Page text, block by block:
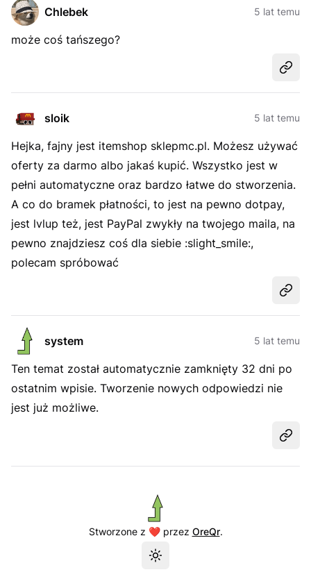
Chlebek 5 lat temu
może coś tańszego?
sloik 5 lat temu
Hejka, fajny jest itemshop sklepmc.pl. Możesz używać
oferty za darmo albo jakaś kupić. Wszystko jest w
pełni automatyczne oraz bardzo łatwe do stworzenia.
A co do bramek płatności, to jest na pewno dotpay,
jest lvlup też, jest PayPal zwykły na twojego maila, na
pewno znajdziesz coś dla siebie :slight_smile:,
polecam spróbować
system 5 lat temu
Ten temat został automatycznie zamknięty 32 dni po
ostatnim wpisie. Tworzenie nowych odpowiedzi nie
jest już możliwe.
Stworzone z ❤️ przez OreQr.
Przełącz motyw